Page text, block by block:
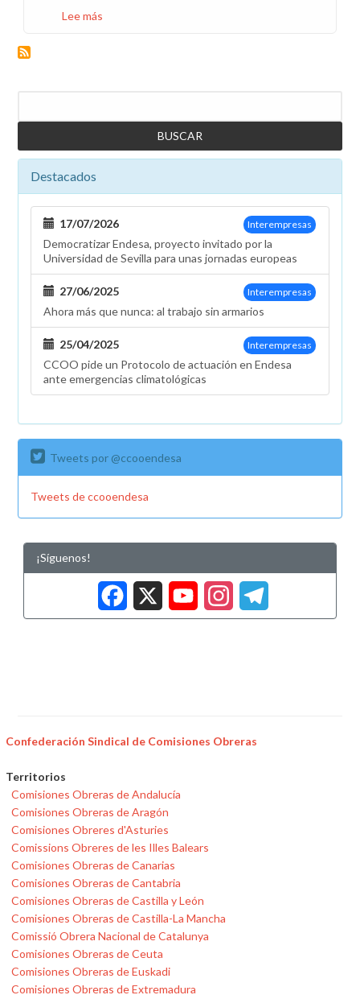
Lee más
Servicios
en
Destacados
Interempresas
17/07/2026
Democratizar Endesa, proyecto invitado por la
Universidad de Sevilla para unas jornadas europeas
Interempresas
27/06/2025
Ahora más que nunca: al trabajo sin armarios
Interempresas
25/04/2025
CCOO pide un Protocolo de actuación en Endesa
ante emergencias climatológicas
Tweets por @ccooendesa
Tweets de ccooendesa
¡Síguenos!
Facebook
X
Confederación Sindical de Comisiones Obreras
Territorios
Comisiones Obreras de Andalucía
Comisiones Obreras de Aragón
Comisiones Obreres d'Asturies
Comissions Obreres de les Illes Balears
Comisiones Obreras de Canarias
Comisiones Obreras de Cantabria
Comisiones Obreras de Castilla y León
Comisiones Obreras de Castilla-La Mancha
Comissió Obrera Nacional de Catalunya
Comisiones Obreras de Ceuta
Comisiones Obreras de Euskadi
Comisiones Obreras de Extremadura